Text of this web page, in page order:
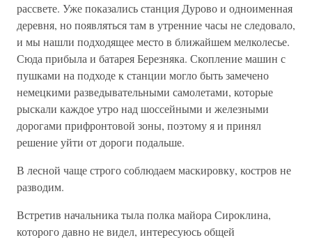
рассвете. Уже показались станция Дурово и одноименная
деревня, но появляться там в утренние часы не следовало,
и мы нашли подходящее место в ближайшем мелколесье.
Сюда прибыла и батарея Березняка. Скопление машин с
пушками на подходе к станции могло быть замечено
немецкими разведывательными самолетами, которые
рыскали каждое утро над шоссейными и железными
дорогами прифронтовой зоны, поэтому я и принял
решение уйти от дороги подальше.
В лесной чаще строго соблюдаем маскировку, костров не
разводим.
Встретив начальника тыла полка майора Сироклина,
которого давно не видел, интересуюсь общей